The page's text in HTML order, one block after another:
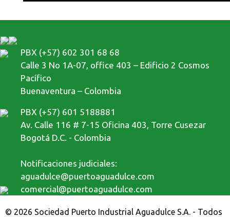
PBX (+57) 602 301 68 68
Calle 3 No 1A-07, office 403 – Edificio 2 Cosmos
Pacífico
Buenaventura – Colombia
PBX (+57) 601 5188881
Av. Calle 116 # 7-15 Oficina 403, Torre Cusezar
Bogotá D.C. - Colombia
Notificaciones judiciales:
aguadulce@puertoaguadulce.com
comercial@puertoaguadulce.com
© 2026 Sociedad Puerto Industrial Aguadulce S.A. - Todos